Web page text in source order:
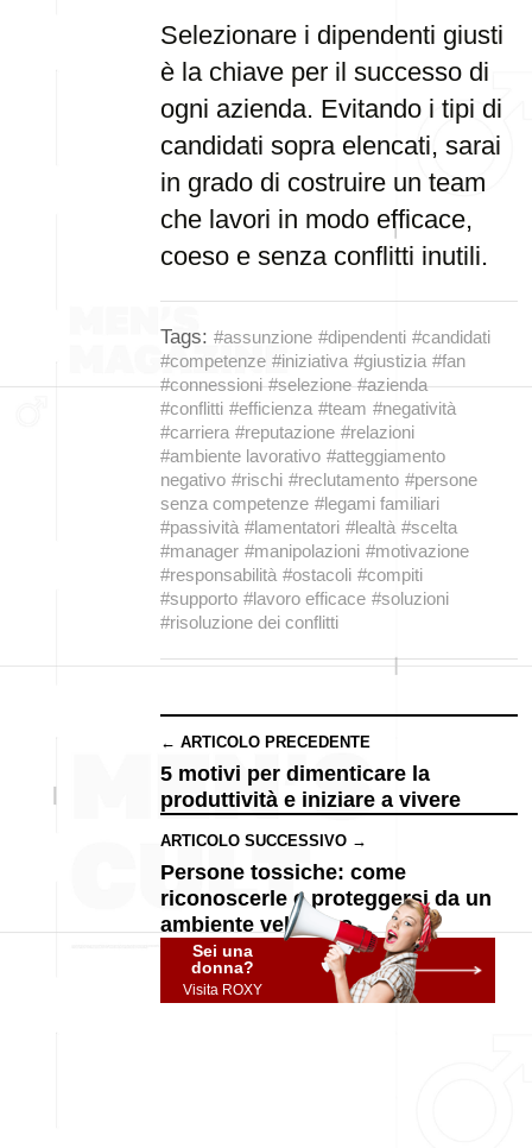
Selezionare i dipendenti giusti
è la chiave per il successo di
ogni azienda. Evitando i tipi di
candidati sopra elencati, sarai
in grado di costruire un team
che lavori in modo efficace,
coeso e senza conflitti inutili.
Tags: #assunzione #dipendenti #candidati
#competenze #iniziativa #giustizia #fan
#connessioni #selezione #azienda
#conflitti #efficienza #team #negatività
#carriera #reputazione #relazioni
#ambiente lavorativo #atteggiamento
negativo #rischi #reclutamento #persone
senza competenze #legami familiari
#passività #lamentatori #lealtà #scelta
#manager #manipolazioni #motivazione
#responsabilità #ostacoli #compiti
#supporto #lavoro efficace #soluzioni
#risoluzione dei conflitti
← ARTICOLO PRECEDENTE
5 motivi per dimenticare la
produttività e iniziare a vivere
ARTICOLO SUCCESSIVO →
Persone tossiche: come
riconoscerle e proteggersi da un
ambiente velenoso
Sei una
donna?
Visita ROXY